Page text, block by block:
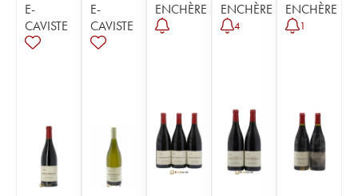
E-
CAVISTE
E-
CAVISTE
ENCHÈRE ENCHÈRE
4
ENCHÈRE
1